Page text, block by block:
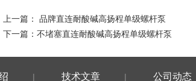
上一篇： 品牌直连耐酸碱高扬程单级螺杆泵
下一篇： 不堵塞直连耐酸碱高扬程单级螺杆泵
| 技术文章 | 公司动态